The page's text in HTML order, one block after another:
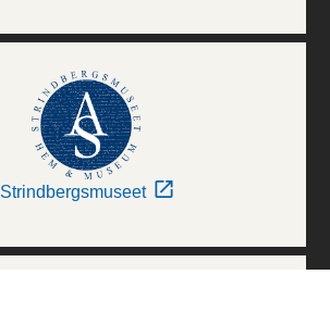
Strindbergsmuseet